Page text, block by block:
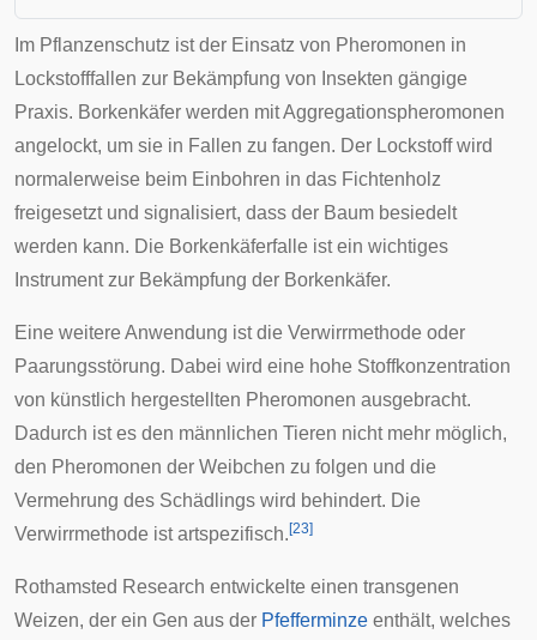
Im Pflanzenschutz ist der Einsatz von Pheromonen in
Lockstofffallen zur Bekämpfung von Insekten gängige
Praxis. Borkenkäfer werden mit Aggregationspheromonen
angelockt, um sie in Fallen zu fangen. Der Lockstoff wird
normalerweise beim Einbohren in das Fichtenholz
freigesetzt und signalisiert, dass der Baum besiedelt
werden kann. Die Borkenkäferfalle ist ein wichtiges
Instrument zur Bekämpfung der Borkenkäfer.
Eine weitere Anwendung ist die Verwirrmethode oder
Paarungsstörung. Dabei wird eine hohe Stoffkonzentration
von künstlich hergestellten Pheromonen ausgebracht.
Dadurch ist es den männlichen Tieren nicht mehr möglich,
den Pheromonen der Weibchen zu folgen und die
Vermehrung des Schädlings wird behindert. Die
Verwirrmethode ist artspezifisch. [23]
Rothamsted Research entwickelte einen transgenen
Weizen, der ein Gen aus der Pfefferminze enthält, welches